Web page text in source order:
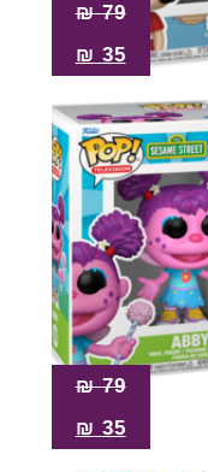
79
₪
35
₪
79
₪
35
₪